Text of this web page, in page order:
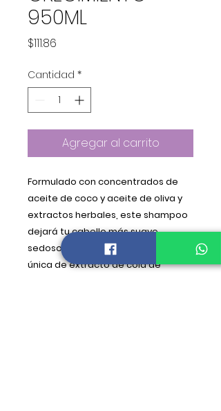
950ML
$111.86
Cantidad *
Agregar al carrito
Formulado con concentrados de
aceite de coco y aceite de oliva y
extractos herbales, este shampoo
dejará tu cabello más suave,
sedoso y más fuerte. Una mezcla
única de extracto de cola de